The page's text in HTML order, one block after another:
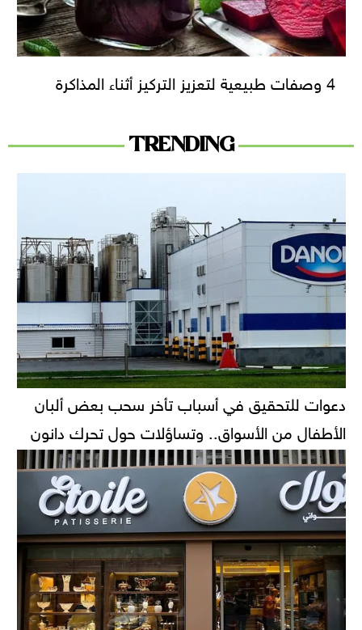
4 وصفات طبيعية لتعزيز التركيز أثناء المذاكرة
TRENDING
دعوات للتحقيق في أسباب تأخر سحب بعض ألبان
الأطفال من الأسواق.. وتساؤلات حول تحرك دانون